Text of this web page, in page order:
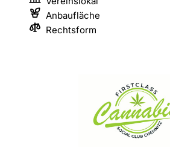
Anbaufläche
Rechtsform